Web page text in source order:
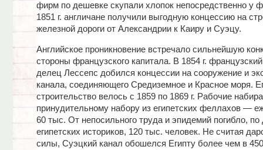
фирм по дешевке скупали хлопок непосредственно у
1851 г. англичане получили выгодную концессию на
железной дороги от Александрии к Каиру и Суэцу.
Английское проникновение встречало сильнейшую
стороны французского капитала. В 1854 г.
делец Лессепс добился концессии на сооружение и
канала, соединяющего Средиземное и Красное моря.
строительство велось с 1859 по 1869 г. Рабочие
принудительному набору из египетских феллахов —
60 тыс. От непосильного труда и эпидемий погибло,
египетских историков, 120 тыс. человек. Не считая
силы, Суэцкий канал обошелся Египту более чем в